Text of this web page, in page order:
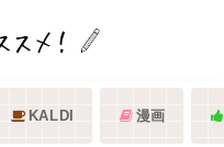
KALDI 漫画